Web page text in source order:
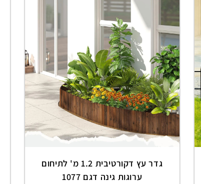
גדר עץ דקורטיבית 1.2 מ' לתיחום
ערוגות גינה דגם 1077